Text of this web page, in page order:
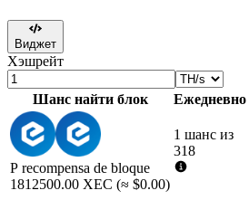
Виджет
Хэшрейт
Шанс найти блок Ежедневно
Р recompensa de bloque
1812500.00 XEC (≈ $0.00)
1 шанс из
318